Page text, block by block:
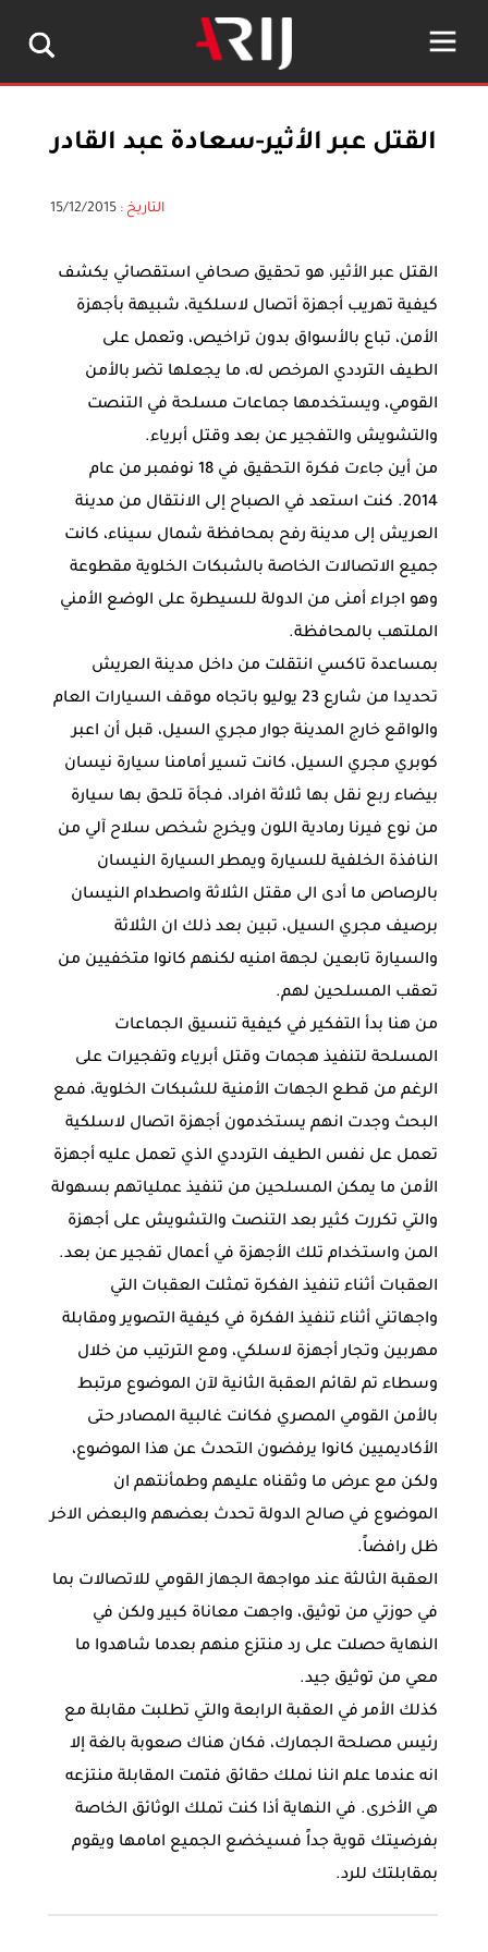
القتل عبر الأثير-سعادة عبد القادر
التاريخ :15/12/2015
القتل عبر الأثير، هو تحقيق صحافي استقصائي يكشف
كيفية تهريب أجهزة أتصال لاسلكية، شبيهة بأجهزة
الأمن، تباع بالأسواق بدون تراخيص، وتعمل على
الطيف الترددي المرخص له، ما يجعلها تضر بالأمن
القومي، ويستخدمها جماعات مسلحة في التنصت
والتشويش والتفجير عن بعد وقتل أبرياء.
من أين جاءت فكرة التحقيق في 18 نوفمبر من عام
2014. كنت استعد في الصباح إلى الانتقال من مدينة
العريش إلى مدينة رفح بمحافظة شمال سيناء، كانت
جميع الاتصالات الخاصة بالشبكات الخلوية مقطوعة
وهو اجراء أمنى من الدولة للسيطرة على الوضع الأمني
الملتهب بالمحافظة.
بمساعدة تاكسي انتقلت من داخل مدينة العريش
تحديدا من شارع 23 يوليو باتجاه موقف السيارات العام
والواقع خارج المدينة جوار مجري السيل، قبل أن اعبر
كوبري مجري السيل، كانت تسير أمامنا سيارة نيسان
بيضاء ربع نقل بها ثلاثة افراد، فجأة تلحق بها سيارة
من نوع فيرنا رمادية اللون ويخرج شخص سلاح آلي من
النافذة الخلفية للسيارة ويمطر السيارة النيسان
بالرصاص ما أدى الى مقتل الثلاثة واصطدام النيسان
برصيف مجري السيل، تبين بعد ذلك ان الثلاثة
والسيارة تابعين لجهة امنيه لكنهم كانوا متخفيين من
تعقب المسلحين لهم.
من هنا بدأ التفكير في كيفية تنسيق الجماعات
المسلحة لتنفيذ هجمات وقتل أبرياء وتفجيرات على
الرغم من قطع الجهات الأمنية للشبكات الخلوية، فمع
البحث وجدت انهم يستخدمون أجهزة اتصال لاسلكية
تعمل عل نفس الطيف الترددي الذي تعمل عليه أجهزة
الأمن ما يمكن المسلحين من تنفيذ عملياتهم بسهولة
والتي تكررت كثير بعد التنصت والتشويش على أجهزة
المن واستخدام تلك الأجهزة في أعمال تفجير عن بعد.
العقبات أثناء تنفيذ الفكرة تمثلت العقبات التي
واجهاتني أثناء تنفيذ الفكرة في كيفية التصوير ومقابلة
مهربين وتجار أجهزة لاسلكي، ومع الترتيب من خلال
وسطاء تم لقائم العقبة الثانية لآن الموضوع مرتبط
بالأمن القومي المصري فكانت غالبية المصادر حتى
الأكاديميين كانوا يرفضون التحدث عن هذا الموضوع،
ولكن مع عرض ما وثقناه عليهم وطمأنتهم ان
الموضوع في صالح الدولة تحدث بعضهم والبعض الاخر
ظل رافضاً.
العقبة الثالثة عند مواجهة الجهاز القومي للاتصالات بما
في حوزتي من توثيق، واجهت معاناة كبير ولكن في
النهاية حصلت على رد منتزع منهم بعدما شاهدوا ما
معي من توثيق جيد.
كذلك الأمر في العقبة الرابعة والتي تطلبت مقابلة مع
رئيس مصلحة الجمارك، فكان هناك صعوبة بالغة إلا
انه عندما علم اننا نملك حقائق فتمت المقابلة منتزعه
هي الأخرى. في النهاية أذا كنت تملك الوثائق الخاصة
بفرضيتك قوية جداً فسيخضع الجميع امامها ويقوم
بمقابلتك للرد.